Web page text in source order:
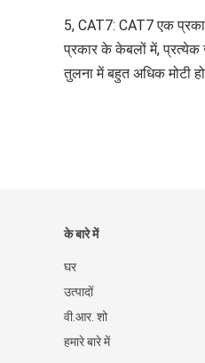
5, CAT7: CAT7 एक
प्रकार के केबलों में, प्रत्येक
तुलना में बहुत अधिक मोटी
के बारे में
घर
उत्पादों
वी.आर. शो
हमारे बारे में